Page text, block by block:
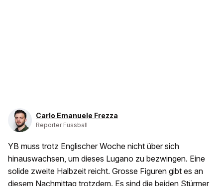
Carlo Emanuele Frezza
Reporter Fussball
YB muss trotz Englischer Woche nicht über sich
hinauswachsen, um dieses Lugano zu bezwingen. Eine
solide zweite Halbzeit reicht. Grosse Figuren gibt es an
diesem Nachmittag trotzdem. Es sind die beiden Stürmer